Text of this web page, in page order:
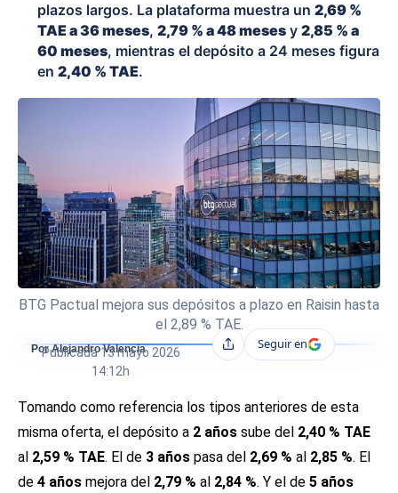
plazos largos. La plataforma muestra un 2,69 %
TAE a 36 meses, 2,79 % a 48 meses y 2,85 % a
60 meses, mientras el depósito a 24 meses figura
en 2,40 % TAE.
BTG Pactual mejora sus depósitos a plazo en Raisin hasta
el 2,89 % TAE.
Por Alejandro Valencia
Publicada13 mayo 2026
14:12h
CompartirSeguir en
Tomando como referencia los tipos anteriores de esta
misma oferta, el depósito a 2 años sube del 2,40 % TAE
al 2,59 % TAE. El de 3 años pasa del 2,69 % al 2,85 %. El
de 4 años mejora del 2,79 % al 2,84 %. Y el de 5 años